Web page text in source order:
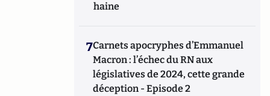
haine
7Carnets apocryphes d’Emmanuel
Macron : l’échec du RN aux
législatives de 2024, cette grande
déception - Episode 2